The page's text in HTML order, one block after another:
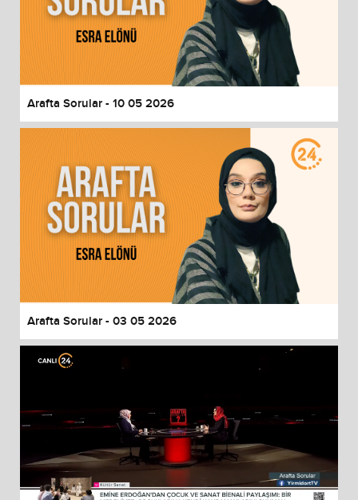
Arafta Sorular - 10 05 2026
Arafta Sorular - 03 05 2026